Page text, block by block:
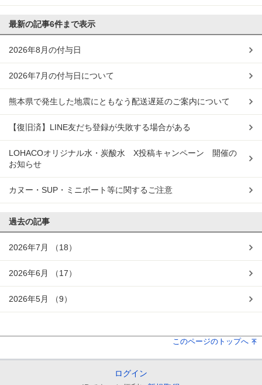
最新の記事6件まで表示
2026年8月の付与日
2026年7月の付与日について
熊本県で発生した地震にともなう配送遅延のご案内について
【復旧済】LINE友だち登録が失敗する場合がある
LOHACOオリジナル水・炭酸水 X投稿キャンペーン 開催の
お知らせ
カヌー・SUP・ミニボート等に関するご注意
過去の記事
2026年7月 （18）
2026年6月 （17）
2026年5月 （9）
このページのトップへ
ログイン